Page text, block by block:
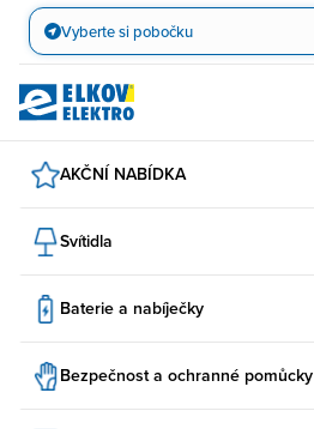
Přejít
obsah
Vyberte si pobočku
AKČNÍ NABÍDKA
Svítidla
Baterie a nabíječky
Bezpečnost a ochranné pomůcky